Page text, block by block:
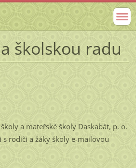
školskou radu
a mateřské školy Daskabát, p. o.
rodiči a žáky školy e-mailovou